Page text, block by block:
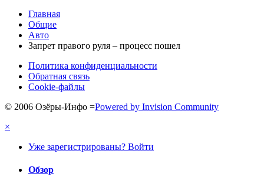
Главная
Общие
Авто
Запрет правого руля – процесс пошел
Политика конфиденциальности
Обратная связь
Cookie-файлы
© 2006 Озёры-Инфо =Powered by Invision Community
×
Уже зарегистрированы? Войти
Обзор